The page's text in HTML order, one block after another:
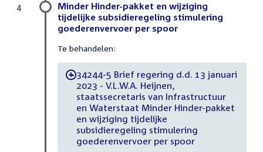
Minder Hinder-pakket en wijziging
tijdelijke subsidieregeling stimulering
goederenvervoer per spoor
Te behandelen:
-34244-5 Brief regering d.d. 13 januari
2023 - V.L.W.A. Heijnen,
staatssecretaris van Infrastructuur
en Waterstaat Minder Hinder-pakket
en wijziging tijdelijke
subsidieregeling stimulering
goederenvervoer per spoor
4